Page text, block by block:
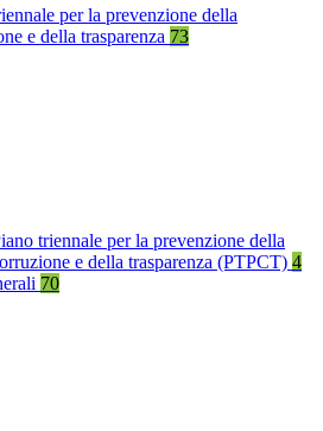
per la prevenzione della
e della trasparenza 73
triennale per la prevenzione della
e della trasparenza (PTPCT) 4
70